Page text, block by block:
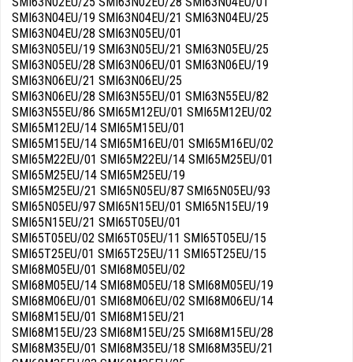
SMI63N04EU/19 SMI63N04EU/21 SMI63N04EU/25
SMI63N04EU/28 SMI63N05EU/01
SMI63N05EU/19 SMI63N05EU/21 SMI63N05EU/25
SMI63N05EU/28 SMI63N06EU/01 SMI63N06EU/19
SMI63N06EU/21 SMI63N06EU/25
SMI63N06EU/28 SMI63N55EU/01 SMI63N55EU/82
SMI63N55EU/86 SMI65M12EU/01 SMI65M12EU/02
SMI65M12EU/14 SMI65M15EU/01
SMI65M15EU/14 SMI65M16EU/01 SMI65M16EU/02
SMI65M22EU/01 SMI65M22EU/14 SMI65M25EU/01
SMI65M25EU/14 SMI65M25EU/19
SMI65M25EU/21 SMI65N05EU/87 SMI65N05EU/93
SMI65N05EU/97 SMI65N15EU/01 SMI65N15EU/19
SMI65N15EU/21 SMI65T05EU/01
SMI65T05EU/02 SMI65T05EU/11 SMI65T05EU/15
SMI65T25EU/01 SMI65T25EU/11 SMI65T25EU/15
SMI68M05EU/01 SMI68M05EU/02
SMI68M05EU/14 SMI68M05EU/18 SMI68M05EU/19
SMI68M06EU/01 SMI68M06EU/02 SMI68M06EU/14
SMI68M15EU/01 SMI68M15EU/21
SMI68M15EU/23 SMI68M15EU/25 SMI68M15EU/28
SMI68M35EU/01 SMI68M35EU/18 SMI68M35EU/21